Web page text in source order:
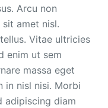
Arcu non
amet nisl.
Vitae ultricies
enim ut sem
massa eget
in nisl nisi. Morbi
adipiscing diam